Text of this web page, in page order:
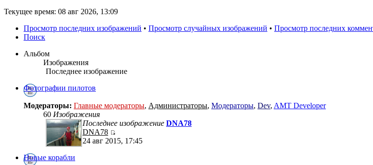
Текущее время: 08 авг 2026, 13:09
Просмотр последних изображений • Просмотр случайных изображений • Просмотр последних
Поиск
Альбом
Изображения
Последнее изображение
Фотографии пилотов
Модераторы: Главные модераторы, Администраторы, Модераторы, Dev, AMT Developer
60 Изображения
Последнее изображение DNA78
DNA78
24 авг 2015, 17:45
Новые корабли